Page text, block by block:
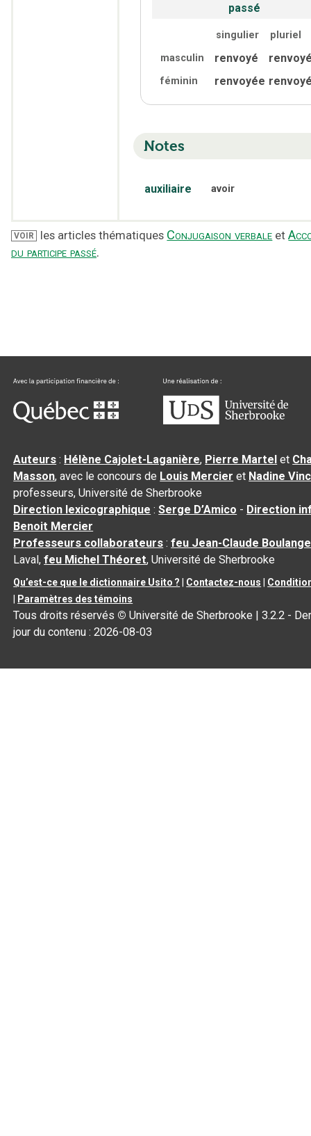
passé
singulier
pluriel
masculin
renvoyé
féminin renvoyée
Notes
auxiliaire avoir
VOIR les articles thématiques Conjugaison verbale et
du participe passé.
Auteurs : Hélène Cajolet-Laganière, Pierre Martel et
Masson, avec le concours de Louis Mercier et Nadine
professeurs, Université de Sherbrooke
Direction lexicographique :Serge D’Amico - Direction
Benoit Mercier
Professeurs collaborateurs :feu Jean-Claude
Laval,feu Michel Théoret, Université de Sherbrooke
Qu’est-ce que le dictionnaire Usito ? Contactez-nous
Paramètres des témoins
Tous droits réservés © Université de Sherbrooke |3.2.2 -
jour du contenu :2026-08-03